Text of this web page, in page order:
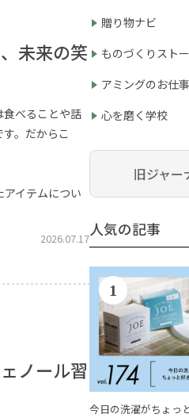
2026.07.17
未来の笑
食べることや話
。だからこ
イテムについ
ノール習
贈り物ナビ
ものづくりスト
アミングのお仕事
心を磨く学校
旧ジャー
人気の記事
1
今日の洗濯がちょっ